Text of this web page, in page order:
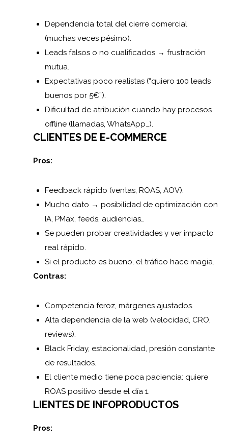
Dependencia total del cierre comercial
(muchas veces pésimo).
Leads falsos o no cualificados → frustración
mutua.
Expectativas poco realistas (“quiero 100 leads
buenos por 5€”).
Dificultad de atribución cuando hay procesos
offline (llamadas, WhatsApp…).
CLIENTES DE E-COMMERCE
Pros:
Feedback rápido (ventas, ROAS, AOV).
Mucho dato → posibilidad de optimización con
IA, PMax, feeds, audiencias…
Se pueden probar creatividades y ver impacto
real rápido.
Si el producto es bueno, el tráfico hace magia.
Contras:
Competencia feroz, márgenes ajustados.
Alta dependencia de la web (velocidad, CRO,
reviews).
Black Friday, estacionalidad, presión constante
de resultados.
El cliente medio tiene poca paciencia: quiere
ROAS positivo desde el día 1.
LIENTES DE INFOPRODUCTOS
Pros: